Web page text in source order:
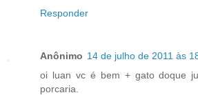
Responder
Anônimo 14 de julho de 2011 às
oi luan vc é bem + gato doque
porcaria.